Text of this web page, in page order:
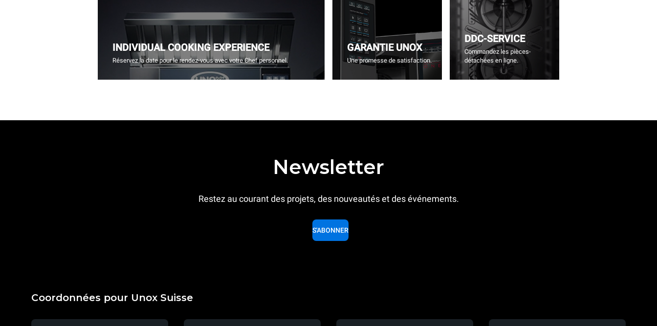
INDIVIDUAL COOKING EXPERIENCE
Réservez la date pour le rendez-vous avec votre Chef personnel.
GARANTIE UNOX
Une promesse de satisfaction.
DDC-SERVICE
Commandez les pièces-
détachées en ligne.
Newsletter
Restez au courant des projets, des nouveautés et des événements.
S'ABONNER
Coordonnées pour Unox Suisse